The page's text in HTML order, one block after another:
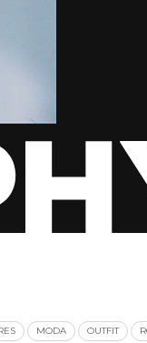
MODA OUTFIT